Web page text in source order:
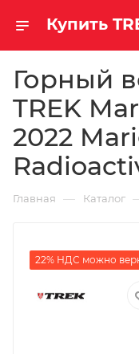
Горный
TREK
2022
Главная — Каталог
22% НДС можно